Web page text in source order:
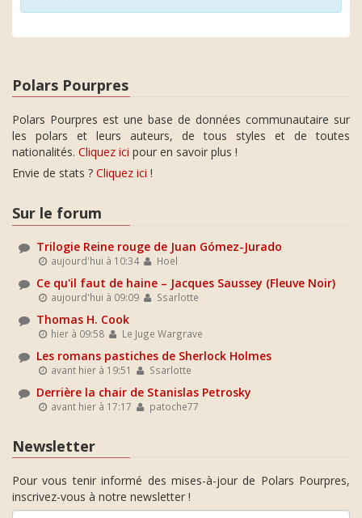
Polars Pourpres
Polars Pourpres est une base de données communautaire sur
les polars et leurs auteurs, de tous styles et de toutes
nationalités. Cliquez ici pour en savoir plus !
Envie de stats ? Cliquez ici !
Sur le forum
Trilogie Reine rouge de Juan Gómez-Jurado
aujourd'hui à 10:34 Hoel
Ce qu'il faut de haine – Jacques Saussey (Fleuve Noir)
aujourd'hui à 09:09 Ssarlotte
Thomas H. Cook
hier à 09:58 Le Juge Wargrave
Les romans pastiches de Sherlock Holmes
avant hier à 19:51 Ssarlotte
Derrière la chair de Stanislas Petrosky
avant hier à 17:17 patoche77
Newsletter
Pour vous tenir informé des mises-à-jour de Polars Pourpres,
inscrivez-vous à notre newsletter !